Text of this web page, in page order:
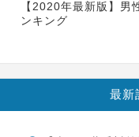
【2020年最新版】男
ンキング
最新